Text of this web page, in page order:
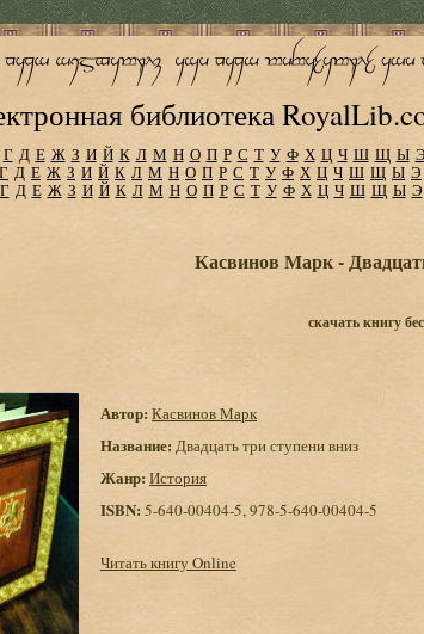
библиотека
Г Д Е Ж З И Й К Л М Н О П Р С Т У Ф Х Ц Ч Ш Щ Ы Э
Г Д Е Ж З И Й К Л М Н О П Р С Т У Ф Х Ц Ч Ш Щ Ы Э
Г Д Е Ж З И Й К Л М Н О П Р С Т У Ф Х Ц Ч Ш Щ Ы Э
Касвинов Марк -
скачать книгу
Автор: Касвинов Марк
Название: Двадцать три ступени вниз
Жанр: История
ISBN: 5-640-00404-5, 978-5-640-00404-5
Читать книгу Online